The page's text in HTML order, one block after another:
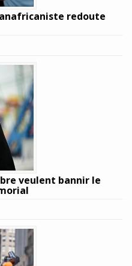
redoute
veulent bannir le